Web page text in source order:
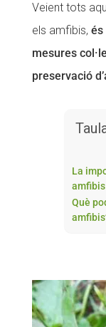
Veient tots
els amfibis, és
mesures
preservació
La
amfibis
Què